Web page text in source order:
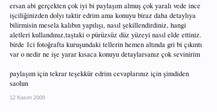
ersan abi gerçekten çok iyi bi paylaşım almuş çok yaralı vede ince
işciliğinizden dolyı taktir edrim ama konuyu biraz daha detaylıya
bilirmisin mesela kalıbın yapılışı, nasıl şekillendirdiniz, hangi
aletleri kullandınız,taştaki o pürüzsüz düz yüzeyi nasıl elde ettiniz.
birde 1ci fotoğrafta kuruşundaki tellerin hemen altında gri bi çıkıntı
var o nedir ne işe yarar kısaca konuyu detaylarsanız çok sevinirim
paylaşım için tekrar teşekkür edrim cevaplarınız için şimdiden
saolun
12 Kasım 2009